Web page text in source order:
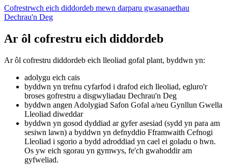
Cofrestrwch eich diddordeb mewn darparu gwasanaethau
Dechrau'n Deg
Ar ôl cofrestru eich diddordeb
Ar ôl cofrestru diddordeb eich lleoliad gofal plant, byddwn yn:
adolygu eich cais
byddwn yn trefnu cyfarfod i drafod eich lleoliad, egluro'r
broses gofrestru a disgwyliadau Dechrau'n Deg
byddwn angen Adolygiad Safon Gofal a/neu Gynllun Gwella
Lleoliad diweddar
byddwn yn gosod dyddiad ar gyfer asesiad (sydd yn para am
sesiwn lawn) a byddwn yn defnyddio Fframwaith Cefnogi
Lleoliad i sgorio a bydd adroddiad yn cael ei goladu o hwn.
Os yw eich sgorau yn gymwys, fe'ch gwahoddir am
gyfweliad.